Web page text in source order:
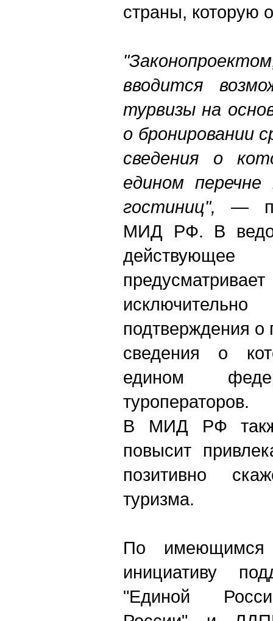
страны, которую
вводится
турвизы на
о бронировании
сведения о
едином перечне
гостиниц", —
МИД РФ. В
действующее
подтверждения о
сведения о
едином
туроператоров.
В МИД РФ
повысит
позитивно
туризма.
По
инициативу
"Единой